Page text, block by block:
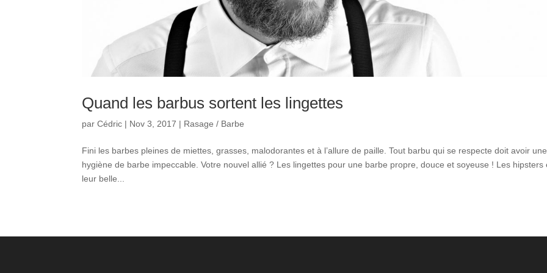
Quand les barbus sortent les lingettes
parCédric | Nov 3, 2017 | Rasage / Barbe
Fini les barbes pleines de miettes, grasses, malodorantes et à l’allure de paille. Tout barbu qui se respecte doit avoir une
hygiène de barbe impeccable. Votre nouvel allié ? Les lingettes pour une barbe propre, douce et soyeuse ! Les hipsters
leur belle...